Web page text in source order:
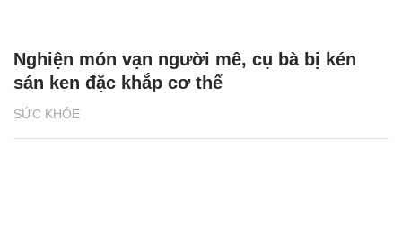
SỨC KHỎE
Nghiện món vạn người mê, cụ bà bị kén
sán ken đặc khắp cơ thể